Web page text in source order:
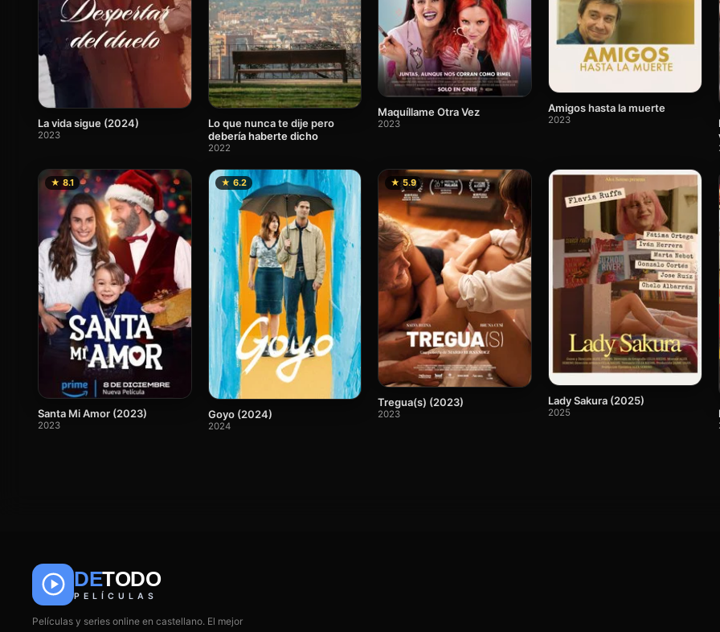
La vida sigue (2024)
2023
Lo que nunca te dije pero
debería haberte dicho
2022
Maquíllame Otra Vez
2023
Amigos hasta la muerte
2023
★ 8.1
Santa Mi Amor (2023)
2023
★ 6.2
Goyo (2024)
2024
★ 5.9
Tregua(s) (2023)
2023
Lady Sakura (2025)
2025
DETODO
PELÍCULAS
Películas y series online en castellano. El mejor